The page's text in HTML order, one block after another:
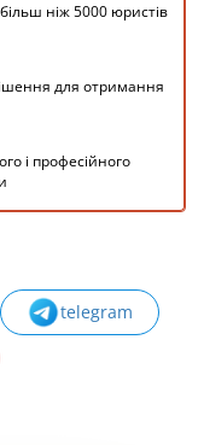
ніж 5000 юристів
для отримання
і професійного
telegram